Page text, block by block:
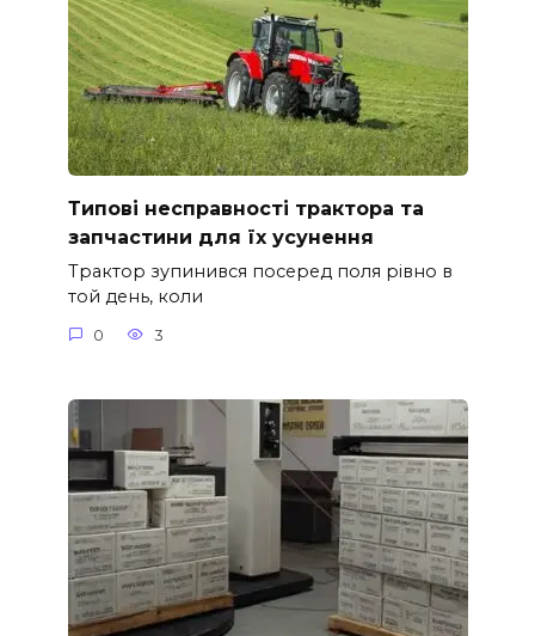
Типові несправності трактора та
запчастини для їх усунення
Трактор зупинився посеред поля рівно в
той день, коли
0 3